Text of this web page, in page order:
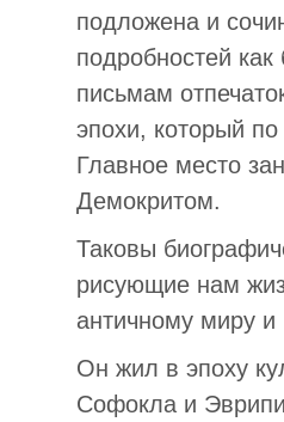
подложена и
подробностей
письмам
эпохи, который
Главное место
Демокритом.
Таковы
рисующие нам
античному миру
Он жил в эпоху
Софокла и